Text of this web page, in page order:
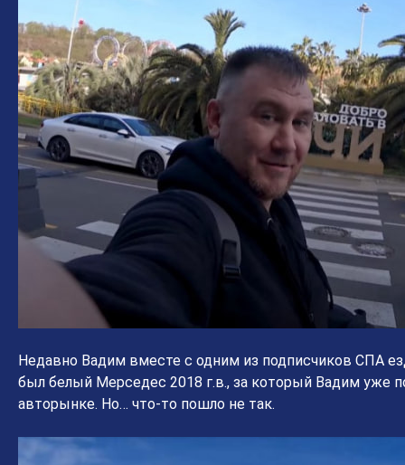
Недавно Вадим вместе с одним из подписчиков СПА
был белый Мерседес 2018 г.в., за который Вадим уже
авторынке. Но… что-то пошло не так.